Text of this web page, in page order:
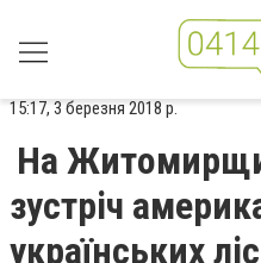
15:17, 3 березня 2018 р.
На
зустріч
українських